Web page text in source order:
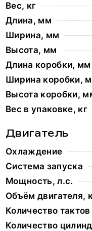
Вес, кг
Длина, мм
Ширина, мм
Высота, мм
Длина коробки, мм
Ширина коробки,
Высота коробки,
Вес в упаковке, кг
Двигатель
Охлаждение
Система запуска
Мощность, л.с.
Объём двигателя,
Количество тактов
Количество